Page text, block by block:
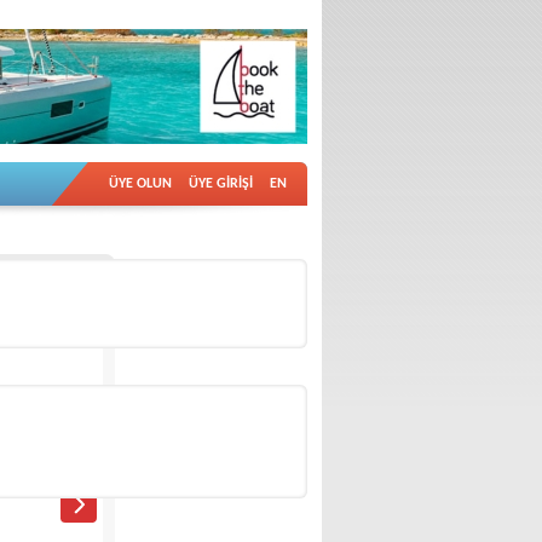
ÜYE OLUN ÜYE GİRİŞİ EN